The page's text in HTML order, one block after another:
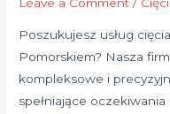
lakierowanie
proszkowe
Poszukujesz usług
Pomorskiem? Nasza
kompleksowe i
spełniające